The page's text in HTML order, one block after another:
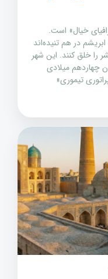
خیال» است.
در هم تنیده‌اند
را خلق کنند. این شهر
چهاردهم میلادی
تیموری»